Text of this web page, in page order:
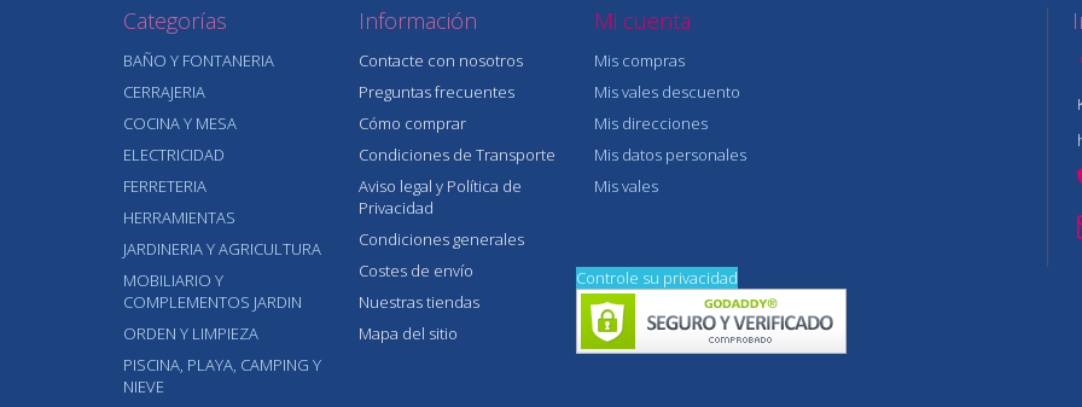
Categorías
BAÑO Y FONTANERIA
CERRAJERIA
COCINA Y MESA
ELECTRICIDAD
FERRETERIA
HERRAMIENTAS
JARDINERIA Y AGRICULTURA
MOBILIARIO Y
COMPLEMENTOS JARDIN
ORDEN Y LIMPIEZA
PISCINA, PLAYA, CAMPING Y
NIEVE
Información
Contacte con nosotros
Preguntas frecuentes
Cómo comprar
Condiciones de Transporte
Aviso legal y Política de
Privacidad
Condiciones generales
Costes de envío
Nuestras tiendas
Mapa del sitio
Mi cuenta
Mis compras
Mis vales descuento
Mis direcciones
Mis datos personales
Mis vales
Controle su privacidad